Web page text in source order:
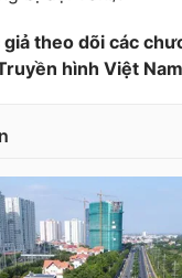
Tấm
VTV8
English
theo dõi các
hình Việt